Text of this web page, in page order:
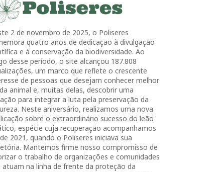
2 de novembro de 2025, o Poliseres
quatro anos de dedicação à divulgação
e à conservação da biodiversidade. Ao
desse período, o site alcançou 187.808
um marco que reflete o crescente
de pessoas que desejam conhecer melhor
animal e, muitas delas, descobrir uma
para integrar a luta pela preservação da
Neste aniversário, realizamos uma nova
sobre o extraordinário sucesso do leão
espécie cuja recuperação acompanhamos
2021, quando o Poliseres iniciava sua
Mantemos firme nosso compromisso de
o trabalho de organizações e comunidades
atuam na linha de frente da proteção da